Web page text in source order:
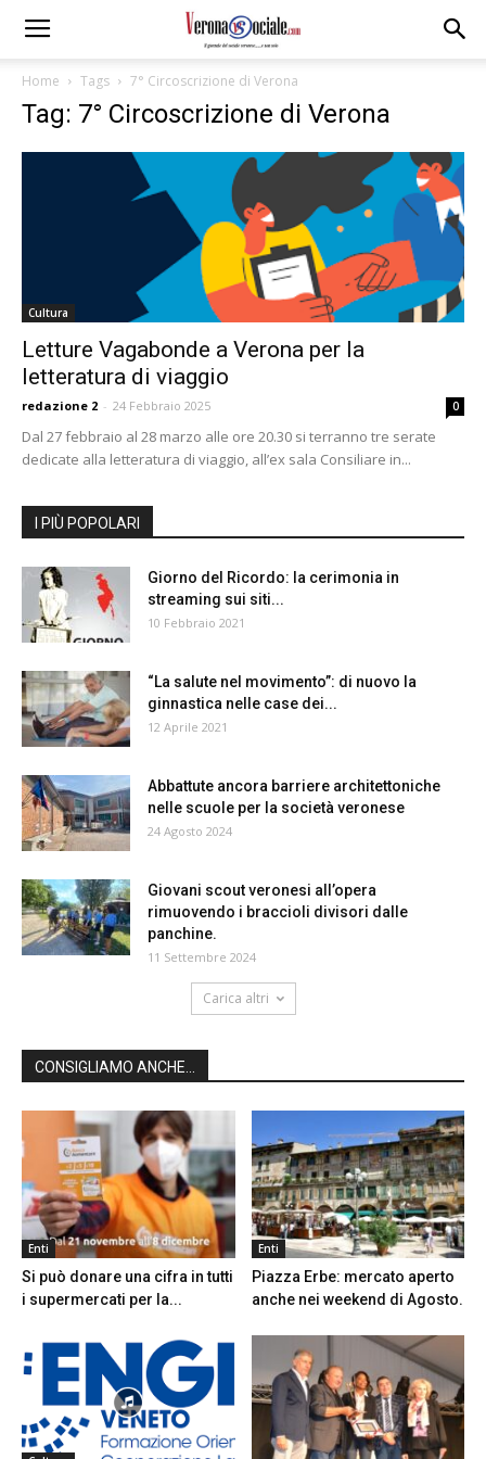
Home Tags 7° Circoscrizione di Verona
Tag: 7° Circoscrizione di Verona
Cultura
Letture Vagabonde a Verona per la
letteratura di viaggio
redazione 2 - 24 Febbraio 2025 0
Dal 27 febbraio al 28 marzo alle ore 20.30 si terranno tre serate
dedicate alla letteratura di viaggio, all’ex sala Consiliare in...
I PIÙ POPOLARI
Giorno del Ricordo: la cerimonia in
streaming sui siti...
10 Febbraio 2021
“La salute nel movimento”: di nuovo la
ginnastica nelle case dei...
12 Aprile 2021
Abbattute ancora barriere architettoniche
nelle scuole per la società veronese
24 Agosto 2024
Giovani scout veronesi all’opera
rimuovendo i braccioli divisori dalle
panchine.
11 Settembre 2024
Carica altri
CONSIGLIAMO ANCHE...
Enti
Si può donare una cifra in tutti
i supermercati per la...
Enti
Piazza Erbe: mercato aperto
anche nei weekend di Agosto.